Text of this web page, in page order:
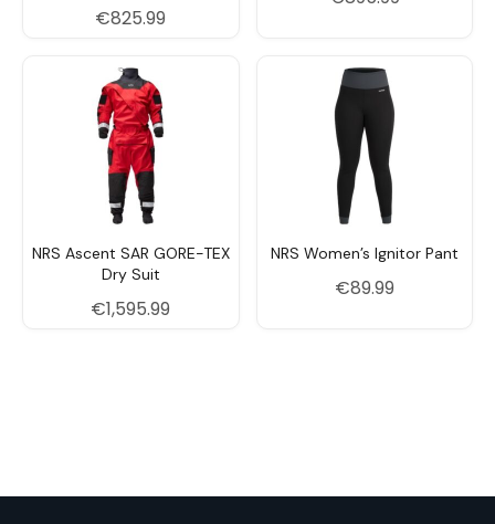
6
7
8 7
9
10
11 45 10
12
€825.99
NRS Ascent SAR GORE-TEX
Dry Suit
€1,595.99
NRS Women’s Ignitor Pant
€89.99